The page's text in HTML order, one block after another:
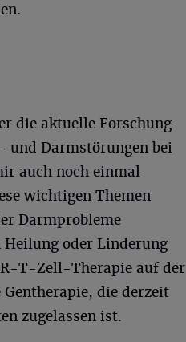
die aktuelle Forschung
und Darmstörungen bei
auch noch einmal
wichtigen Themen
Darmprobleme
oder Linderung
T-Zell-Therapie auf der
die derzeit
zugelassen ist.